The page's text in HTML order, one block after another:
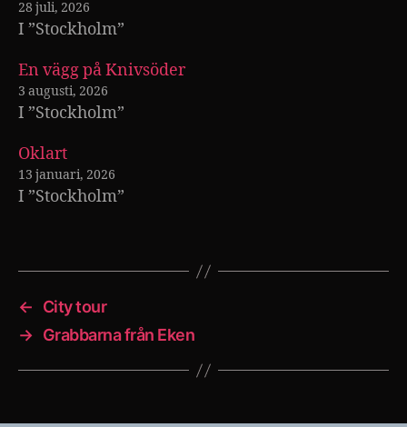
28 juli, 2026
I ”Stockholm”
En vägg på Knivsöder
3 augusti, 2026
I ”Stockholm”
Oklart
13 januari, 2026
I ”Stockholm”
←
City tour
→ Grabbarna från Eken